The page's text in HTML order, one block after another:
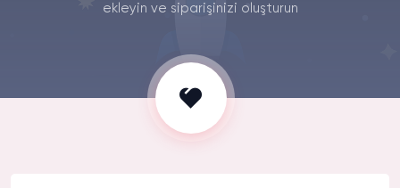
ekleyin ve siparişinizi oluşturun